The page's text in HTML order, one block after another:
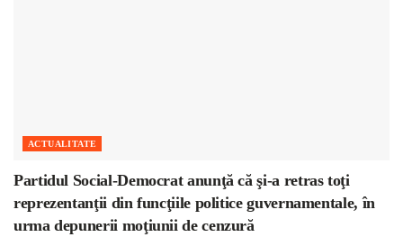
ACTUALITATE
Partidul Social-Democrat anunţă că şi-a retras toţi
reprezentanţii din funcţiile politice guvernamentale, în
urma depunerii moţiunii de cenzură